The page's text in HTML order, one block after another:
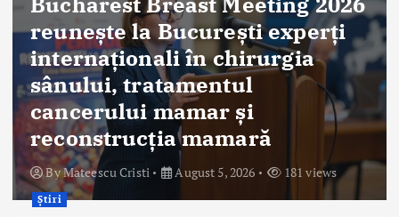
reunește la București experți
internaționali în chirurgia
sânului, tratamentul
cancerului mamar și
reconstrucția mamară
ByMateescu Cristi August 5, 2026 181 views
Știri